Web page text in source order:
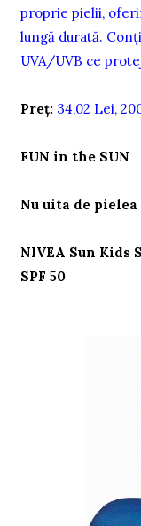
proprie pielii,
lungă durată.
UVA/UVB ce
Preţ: 34,02 Lei,
FUN in the SUN
Nu uita de
NIVEA Sun Kids
SPF 50